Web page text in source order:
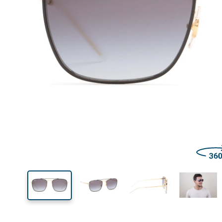
45 mm
Výška očnice Šírka očnice